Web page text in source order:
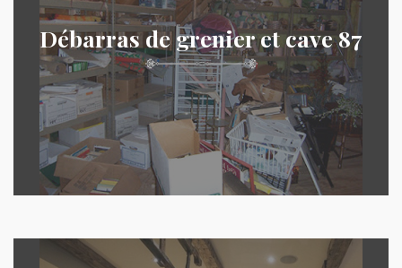
Débarras de grenier et cave 87